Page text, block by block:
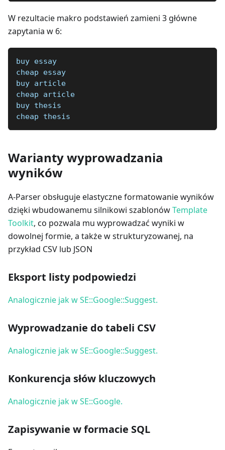
W rezultacie makro podstawień zamieni 3 główne
zapytania w 6:
buy essay
cheap essay
buy article
cheap article
buy thesis
cheap thesis
Warianty wyprowadzania
wyników
A-Parser obsługuje elastyczne formatowanie wyników
dzięki wbudowanemu silnikowi szablonówTemplate
Toolkit, co pozwala mu wyprowadzać wyniki w
dowolnej formie, a także w strukturyzowanej, na
przykład CSV lub JSON
Eksport listy podpowiedzi
Analogicznie jak w SE::Google::Suggest.
Wyprowadzanie do tabeli CSV
Analogicznie jak w SE::Google::Suggest.
Konkurencja słów kluczowych
Analogicznie jak w SE::Google.
Zapisywanie w formacie SQL